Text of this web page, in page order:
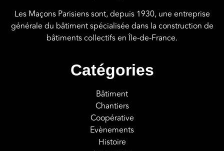
Les Maçons Parisiens sont, depuis 1930, une entreprise
générale du bâtiment spécialisée dans la construction de
bâtiments collectifs en Île-de-France.
Catégories
Bâtiment
Chantiers
Coopérative
Evènements
Histoire